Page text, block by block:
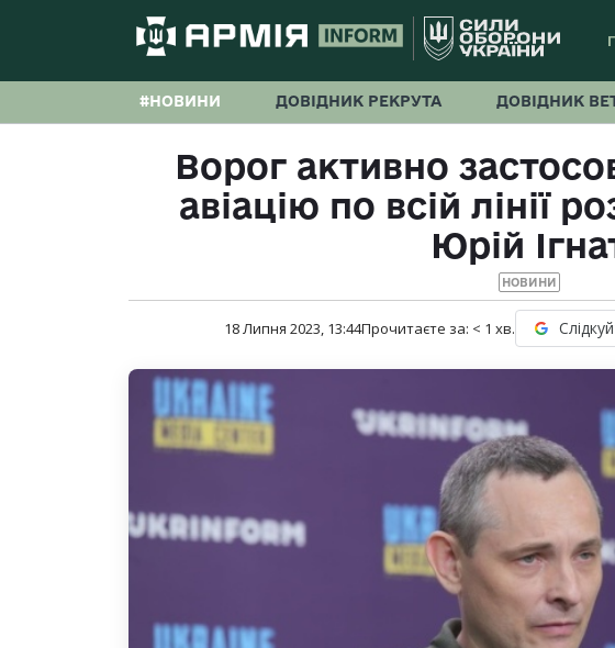
#НОВИНИ ДОВІДНИК РЕКРУТА ДОВІДНИК
Ворог активно
авіацію по всій лінії
Юрій
НОВИНИ
18 Липня 2023, 13:44Прочитаєте за: < 1 хв.